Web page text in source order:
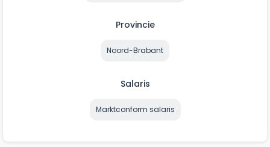
Provincie
Noord-Brabant
Salaris
Marktconform salaris